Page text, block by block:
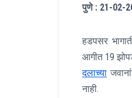
पुणे : 21-02-
हडपसर
आगीत 19
दलाच्या
नाही.